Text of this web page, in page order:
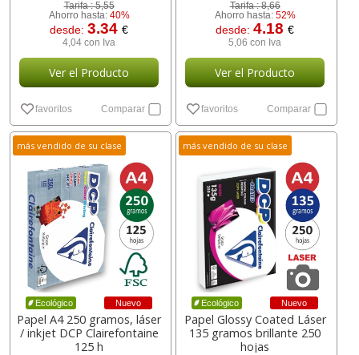
Tarifa :5,55
Ahorro hasta: 40%
desde:3.34€
4,04 con Iva
Ver el Producto
favoritos Comparar
Tarifa :8,66
Ahorro hasta: 52%
desde:4.18€
5,06 con Iva
Ver el Producto
favoritos Comparar
más vendido de su clase
Ecológico Nuevo
Papel A4 250 gramos, láser
/ inkjet DCP Clairefontaine
125 h
más vendido de su clase
Ecológico Nuevo
Papel Glossy Coated Láser
135 gramos brillante 250
hojas